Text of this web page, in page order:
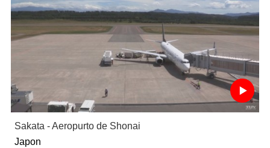
Sakata - Aeropurto de Shonai
Japon